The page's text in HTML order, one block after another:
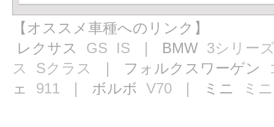
【オススメ車種へのリンク】
レクサス GS IS ｜ BMW 3シリー
ス
Sクラス ｜ フォルクスワーゲン
ェ 911 ｜ ボルボ V70 ｜ ミニ ミニ